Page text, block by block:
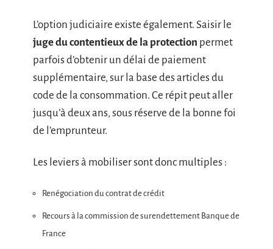
L’option judiciaire existe également. Saisir le
juge du contentieux de la protection permet
parfois d’obtenir un délai de paiement
supplémentaire, sur la base des articles du
code de la consommation. Ce répit peut aller
jusqu’à deux ans, sous réserve de la bonne foi
de l’emprunteur.
Les leviers à mobiliser sont donc multiples :
Renégociation du contrat de crédit
Recours à la commission de surendettement Banque de
France